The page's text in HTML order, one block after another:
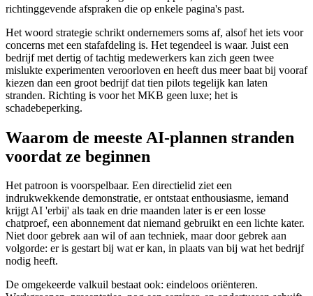
richtinggevende afspraken die op enkele pagina's past.
Het woord strategie schrikt ondernemers soms af, alsof het iets voor
concerns met een stafafdeling is. Het tegendeel is waar. Juist een
bedrijf met dertig of tachtig medewerkers kan zich geen twee
mislukte experimenten veroorloven en heeft dus meer baat bij vooraf
kiezen dan een groot bedrijf dat tien pilots tegelijk kan laten
stranden. Richting is voor het MKB geen luxe; het is
schadebeperking.
Waarom de meeste AI-plannen stranden
voordat ze beginnen
Het patroon is voorspelbaar. Een directielid ziet een
indrukwekkende demonstratie, er ontstaat enthousiasme, iemand
krijgt AI 'erbij' als taak en drie maanden later is er een losse
chatproef, een abonnement dat niemand gebruikt en een lichte kater.
Niet door gebrek aan wil of aan techniek, maar door gebrek aan
volgorde: er is gestart bij wat er kan, in plaats van bij wat het bedrijf
nodig heeft.
De omgekeerde valkuil bestaat ook: eindeloos oriënteren.